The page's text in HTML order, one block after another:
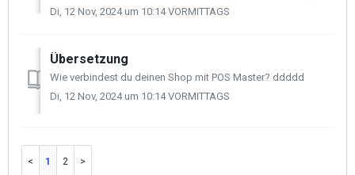
Di, 12 Nov, 2024 um 10:14 VORMITTAGS
Übersetzung
Wie verbindest du deinen Shop mit POS Master? ddddd
Di, 12 Nov, 2024 um 10:14 VORMITTAGS
1 2